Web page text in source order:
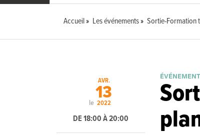
Accueil Les événements Sortie-Formation
le
AVR.
13
2022
DE 18:00 À 20:00